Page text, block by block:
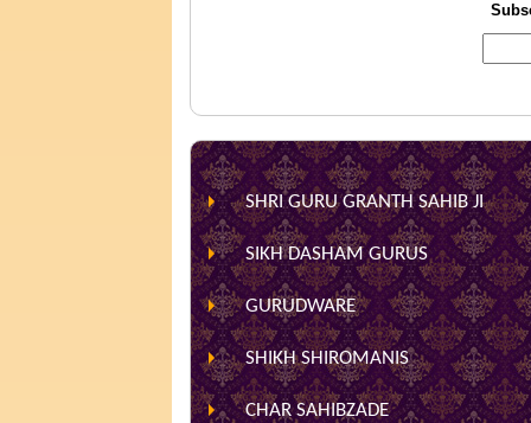
SHRI GURU GRANTH SAHIB JI
SIKH DASHAM GURUS
GURUDWARE
SHIKH SHIROMANIS
CHAR SAHIBZADE